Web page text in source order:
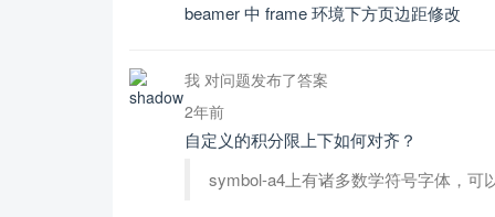
beamer 中 frame 环境下方页边距修改
我 对问题发布了答案
2年前
自定义的积分限上下如何对齐？
symbol-a4上有诸多数学符号字体，可